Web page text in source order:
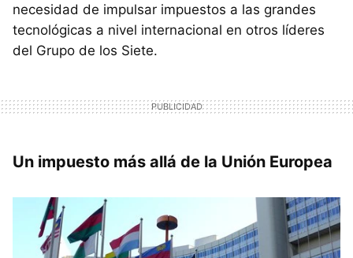
necesidad de impulsar impuestos a las grandes
tecnológicas a nivel internacional en otros líderes
del Grupo de los Siete.
Un impuesto más allá de la Unión Europea